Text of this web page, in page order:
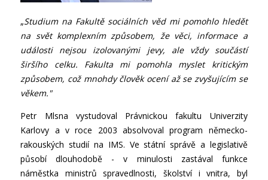
„Studium na Fakultě sociálních věd mi pomohlo hledět
na svět komplexním způsobem, že věci, informace a
události nejsou izolovanými jevy, ale vždy součástí
širšího celku. Fakulta mi pomohla myslet kritickým
způsobem, což mnohdy člověk ocení až se zvyšujícím se
věkem."
Petr Mlsna vystudoval Právnickou fakultu Univerzity
Karlovy a v roce 2003 absolvoval program německo-
rakouských studií na IMS. Ve státní správě a legislativě
působí dlouhodobě - v minulosti zastával funkce
náměstka ministrů spravedlnosti, školství i vnitra, byl